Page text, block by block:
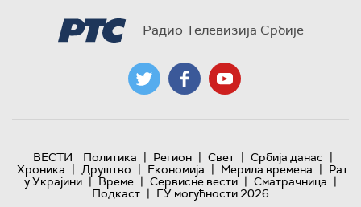
Радио Телевизија Србије
ВЕСТИ Политика | Регион | Свет | Србија данас |
Хроника | Друштво | Економија | Мерила времена | Рат
у Украјини | Време | Сервисне вести | Сматрачница |
Подкаст | ЕУ могућности 2026